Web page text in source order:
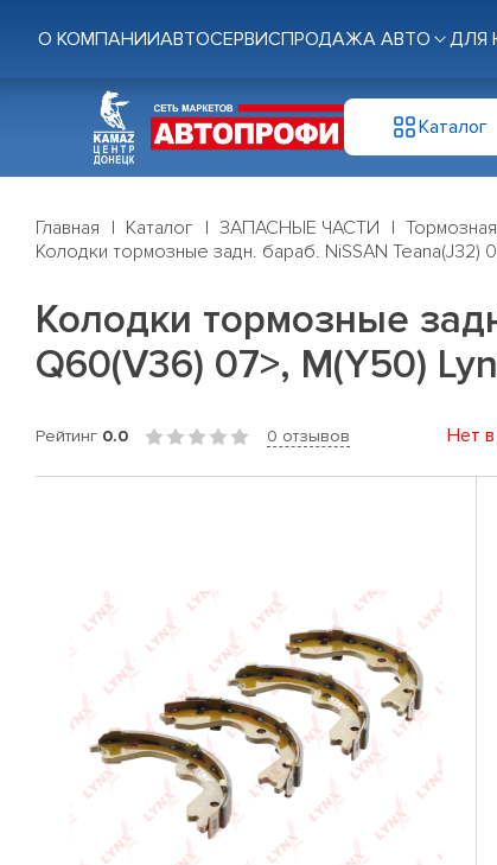
О КОМПАНИИАВТОСЕРВИСПРОДАЖА АВТО ДЛЯ
Каталог
Главная Каталог ЗАПАСНЫЕ ЧАСТИ
Колодки тормозные задн. бараб. NiSSAN Teana(J32)
Колодки тормозные
Q60(V36) 07>, M(Y50)
Рейтинг 0.0 0 отзывов Нет в